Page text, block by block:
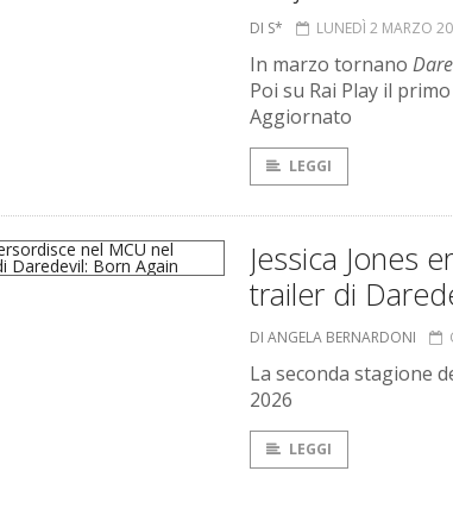
DI S* LUNEDÌ 2 MARZO
In marzo tornano
Poi su Rai Play il
Aggiornato
LEGGI
Jessica Jones
trailer di
DI ANGELA BERNARDONI
La seconda stagione
2026
LEGGI